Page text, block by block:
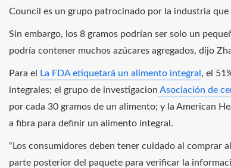
Council es un grupo patrocinado por la industria que
Sin embargo, los 8 gramos podrían ser solo un
podría contener muchos azúcares agregados, dijo
Para el La FDA etiquetará un alimento integral , el
integrales; el grupo de investigacion Asociación de
por cada 30 gramos de un alimento; y la American
a fibra para definir un alimento integral.
“Los consumidores deben tener cuidado al comprar
parte posterior del paquete para verificar la